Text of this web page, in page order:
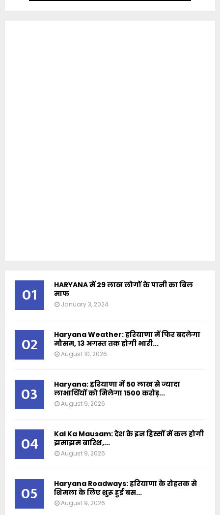
01
HARYANA में 29 लाख लोगों के पानी का बिल
माफ
January 3, 2024
02
Haryana Weather: हरियाणा में फिर बदलेगा
मौसम, 13 अगस्त तक होगी भारी...
August 10, 2026
03
Haryana: हरियाणा में 50 लाख से ज्यादा
लाभार्थियों को मिलेगा 1500 करोड़...
August 9, 2026
04
Kal Ka Mausam: देश के इन हिस्सों में कल होगी
झमाझम बारिश,...
August 9, 2026
05
Haryana Roadways: हरियाणा के रोहतक से
शिमला के लिए शुरू हुई बस...
August 9, 2026